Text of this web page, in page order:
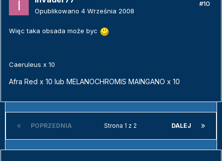
Opublikowano 4 Września 2008
#10
Więc taka obsada może byc
Caeruleus x 10
Afra Red x 10 lub MELANOCHROMIS MAINGANO x 10
POPRZEDNIA DALEJ
Strona 1 z 2